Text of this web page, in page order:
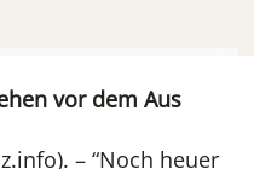
vor dem Aus
– “Noch heuer